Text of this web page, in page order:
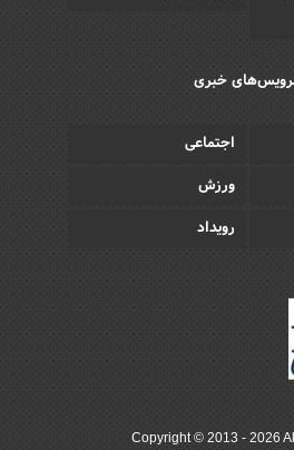
خبری
اجتماعی
ورزش
رویداد
Copyright © 2013 - 2026